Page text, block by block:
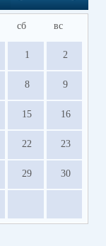
сб вс
1 2
8 9
15 16
22 23
29 30